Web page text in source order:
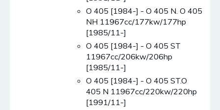
O 405 [1984-] - O 405 N. O 405
NH 11967cc/177kw/177hp
[1985/11-]
O 405 [1984-] - O 405 ST
11967cc/206kw/206hp
[1985/11-]
O 405 [1984-] - O 405 ST.O
405 N 11967cc/220kw/220hp
[1991/11-]